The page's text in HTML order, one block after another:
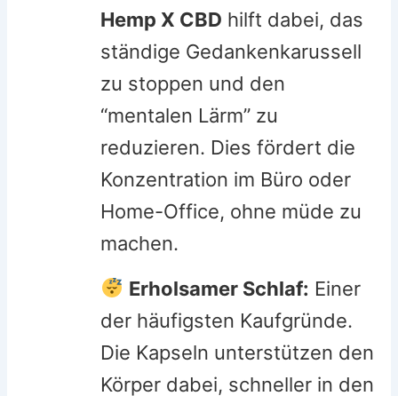
Hemp X CBD hilft dabei, das
ständige Gedankenkarussell
zu stoppen und den
“mentalen Lärm” zu
reduzieren. Dies fördert die
Konzentration im Büro oder
Home-Office, ohne müde zu
machen.
Erholsamer Schlaf: Einer
der häufigsten Kaufgründe.
Die Kapseln unterstützen den
Körper dabei, schneller in den